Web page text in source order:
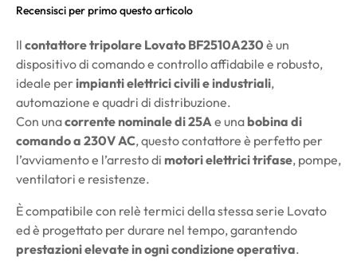
Recensisci per primo questo articolo
Il contattore tripolare Lovato BF2510A230 è un
dispositivo di comando e controllo affidabile e robusto,
ideale per impianti elettrici civili e industriali,
automazione e quadri di distribuzione.
Con unacorrente nominale di 25A e una bobina di
comando a 230V AC, questo contattore è perfetto per
l’avviamento e l’arresto di motori elettrici trifase, pompe,
ventilatori e resistenze.
È compatibile con relè termici della stessa serie Lovato
ed è progettato per durare nel tempo, garantendo
prestazioni elevate in ogni condizione operativa.